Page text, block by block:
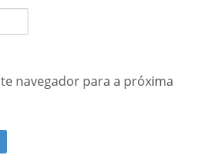
navegador para a próxima